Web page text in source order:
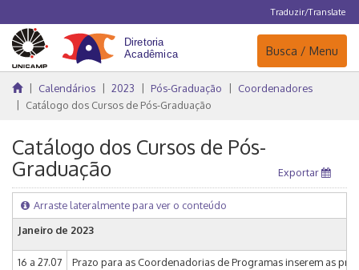
Traduzir/Translate
Navegação
Busca / Menu
Calendários 2023 Pós-Graduação
Coordenadores
Catálogo dos Cursos de Pós-Graduação
Catálogo dos Cursos de Pós-
Graduação
Exportar
Arraste lateralmente para ver o conteúdo
Janeiro de 2023
16 a 27.07 Prazo para as Coordenadorias de Programas inserem as